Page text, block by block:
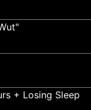
+ Losing Sleep